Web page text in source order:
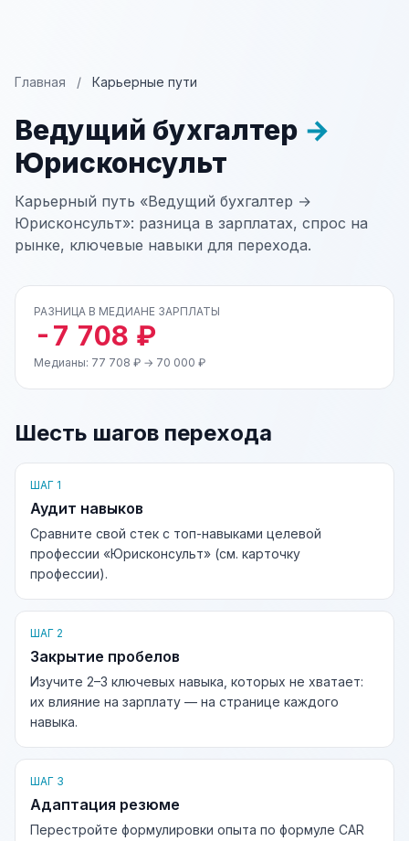
Главная / Карьерные пути
Ведущий бухгалтер →
Юрисконсульт
Карьерный путь «Ведущий бухгалтер →
Юрисконсульт»: разница в зарплатах, спрос на
рынке, ключевые навыки для перехода.
РАЗНИЦА В МЕДИАНЕ ЗАРПЛАТЫ
-7 708 ₽
Медианы: 77 708 ₽ → 70 000 ₽
Шесть шагов перехода
ШАГ 1
Аудит навыков
Сравните свой стек с топ-навыками целевой
профессии «Юрисконсульт» (см. карточку
профессии).
ШАГ 2
Закрытие пробелов
Изучите 2–3 ключевых навыка, которых не хватает:
их влияние на зарплату — на странице каждого
навыка.
ШАГ 3
Адаптация резюме
Перестройте формулировки опыта по формуле CAR